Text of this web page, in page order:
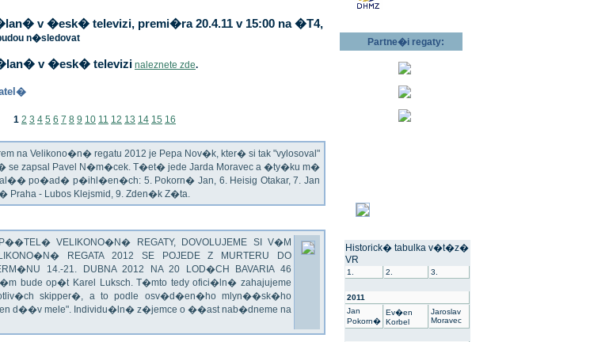
v �esk� televizi, premi�ra 20.4.11 v 15:00 na �T4,
n�sledovat
v �esk� televizi naleznete zde.
1 2 3 4 5 6 7 8 9 10 11 12 13 14 15 16
na Velikono�n� regatu 2012 je Pepa Nov�k, kter� si tak "vylosoval"
se zapsal Pavel N�m�cek. T�et� jede Jarda Moravec a �ty�ku m�
po�ad� p�ihl�en�ch: 5. Pokorn� Jan, 6. Heisig Otakar, 7. Jan
- Lubos Klejsmid, 9. Zden�k Z�ta.
VELIKONO�N� REGATY, DOVOLUJEME SI V�M
REGATA 2012 SE POJEDE Z MURTERU DO
14.-21. DUBNA 2012 NA 20 LOD�CH BAVARIA 46
bude op�t Karel Luksch. T�mto tedy ofici�ln� zahajujeme
skipper�, a to podle osv�d�en�ho mlyn��sk�ho
d��v mele". Individu�ln� z�jemce o ��ast nab�dneme na
Partne�i regaty:
Historick� tabulka v�t�z�
VR
1. 2. 3.
2011
Jan
Pokorn�
Ev�en
Korbel
Jaroslav
Moravec